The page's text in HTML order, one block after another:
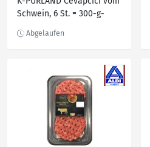
Schwein, 6 St. = 300-g-